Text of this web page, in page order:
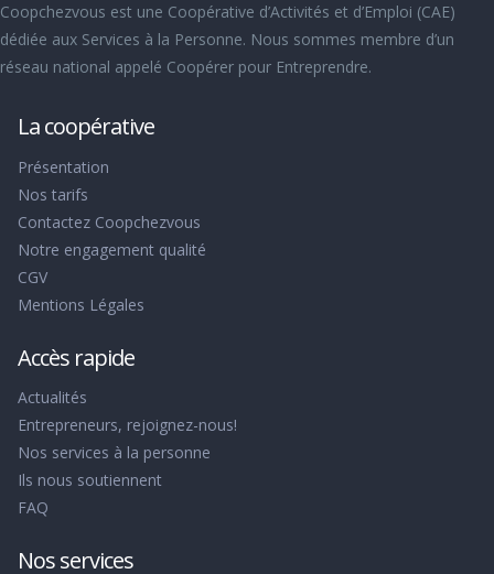
Coopchezvous est une Coopérative d’Activités et d’Emploi (CAE)
dédiée aux Services à la Personne. Nous sommes membre d’un
réseau national appelé Coopérer pour Entreprendre.
La coopérative
Présentation
Nos tarifs
Contactez Coopchezvous
Notre engagement qualité
CGV
Mentions Légales
Accès rapide
Actualités
Entrepreneurs, rejoignez-nous!
Nos services à la personne
Ils nous soutiennent
FAQ
Nos services